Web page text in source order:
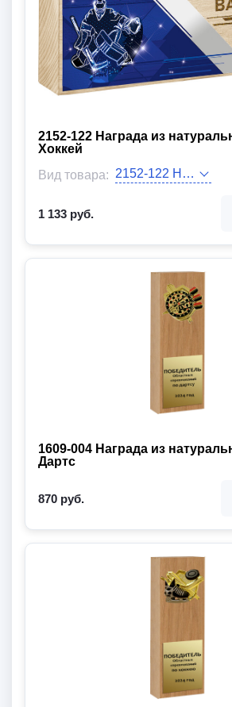
2152-122 Награда из
Хоккей
Высота:
Размер:
Цвет цоколя:
Цвет декора:
Вид товара:
1 133 руб.
1609-004 Награда из
Дартс
870 руб.